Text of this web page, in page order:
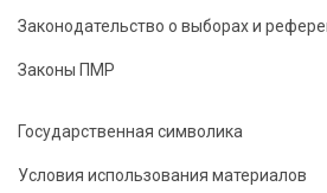
Законодательство о выборах и
Законы ПМР
Государственная символика
Условия использования материалов